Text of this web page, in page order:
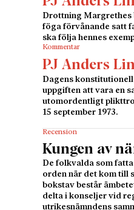
Drottning Margrethes
föga förvånande satt
ska följa hennes
Kommentar
PJ Anders
Dagens
uppgiften att vara en
utomordentligt
15 september 1973.
Recension
Kungen av
De folkvalda som
orden när det kom till
bokstav består
delta i konseljer vid
utrikesnämndens